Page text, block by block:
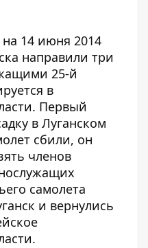
14 июня 2014
направили три
25-й
в
Первый
в Луганском
сбили, он
членов
самолета
и вернулись